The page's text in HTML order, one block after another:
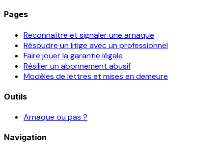
Pages
Reconnaître et signaler une arnaque
Résoudre un litige avec un professionnel
Faire jouer la garantie légale
Résilier un abonnement abusif
Modèles de lettres et mises en demeure
Outils
Arnaque ou pas ?
Navigation